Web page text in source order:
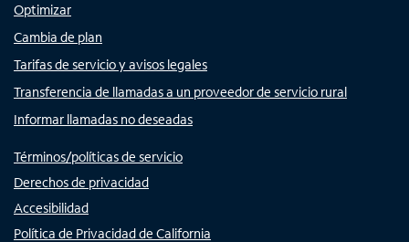
Optimizar
Cambia de plan
Tarifas de servicio y avisos legales
Transferencia de llamadas a un proveedor de servicio rural
Informar llamadas no deseadas
Términos/políticas de servicio
Derechos de privacidad
Accesibilidad
Política de Privacidad de California